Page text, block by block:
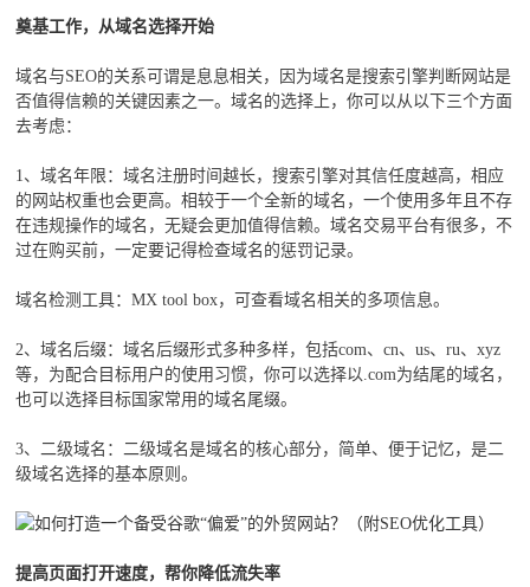
奠基工作，从域名选择开始
域名与SEO的关系可谓是息息相关，因为域名是搜索引擎判断网站是
否值得信赖的关键因素之一。域名的选择上，你可以从以下三个方面
去考虑：
1、域名年限：域名注册时间越长，搜索引擎对其信任度越高，相应
的网站权重也会更高。相较于一个全新的域名，一个使用多年且不存
在违规操作的域名，无疑会更加值得信赖。域名交易平台有很多，不
过在购买前，一定要记得检查域名的惩罚记录。
域名检测工具：MX tool box，可查看域名相关的多项信息。
2、域名后缀：域名后缀形式多种多样，包括com、cn、us、ru、xyz
等，为配合目标用户的使用习惯，你可以选择以.com为结尾的域名，
也可以选择目标国家常用的域名尾缀。
3、二级域名：二级域名是域名的核心部分，简单、便于记忆，是二
级域名选择的基本原则。
提高页面打开速度，帮你降低流失率